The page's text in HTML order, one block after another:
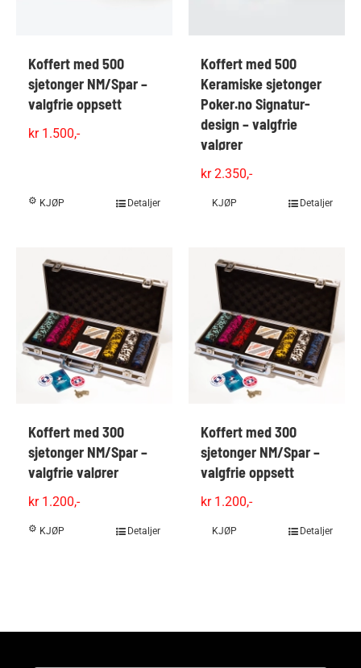
Koffert med 500
sjetonger NM/Spar –
valgfrie oppsett
kr1.500,-
KJØP Detaljer
Koffert med 500
Keramiske sjetonger
Poker.no Signatur-
design – valgfrie
valører
kr2.350,-
KJØP Detaljer
Koffert med 300
sjetonger NM/Spar –
valgfrie valører
kr1.200,-
KJØP Detaljer
Koffert med 300
sjetonger NM/Spar –
valgfrie oppsett
kr1.200,-
KJØP
Alternativene
Detaljer